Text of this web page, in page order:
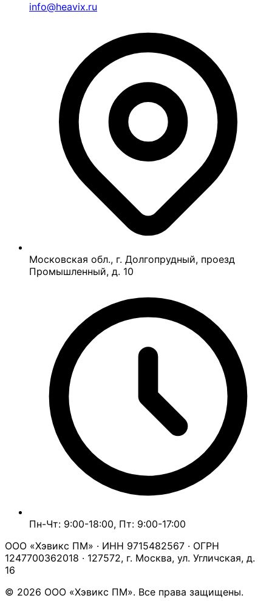
info@heavix.ru
Московская обл., г. Долгопрудный, проезд
Промышленный, д. 10
Пн-Чт: 9:00-18:00, Пт: 9:00-17:00
ООО «Хэвикс ПМ» · ИНН 9715482567 · ОГРН
1247700362018 · 127572, г. Москва, ул. Угличская, д.
16
© 2026 ООО «Хэвикс ПМ». Все права защищены.